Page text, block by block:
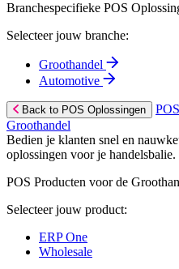
Branchespecifieke POS
Selecteer jouw branche:
Groothandel
Automotive
Back to POS Oplossingen
Groothandel
Bedien je klanten snel en
oplossingen voor je handelsbalie.
POS Producten voor de
Selecteer jouw product:
ERP One
Wholesale